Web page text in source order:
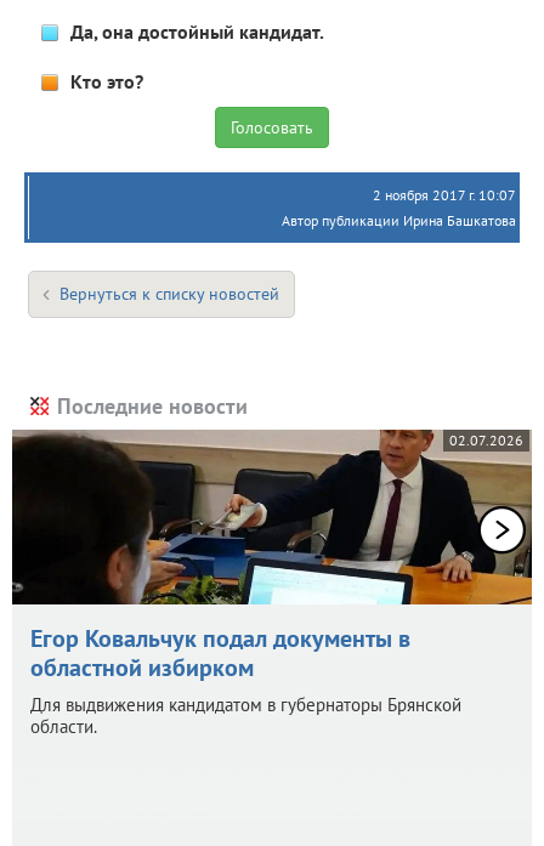
Да, она достойный кандидат.
Кто это?
2 ноября 2017 г. 10:07
Автор публикации Ирина Башкатова
Вернуться к списку новостей
Последние новости
02.07.2026
Егор Ковальчук подал документы в
областной избирком
Для выдвижения кандидатом в губернаторы Брянской
области.